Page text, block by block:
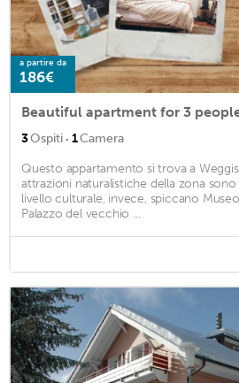
a partire da
186€
3Ospiti · 1Camera
Questo appartamento si trova a
attrazioni naturalistiche della zona
livello culturale, invece, spiccano
Palazzo del vecchio ...